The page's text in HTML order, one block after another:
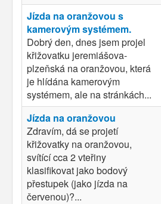
Jízda na oranžovou s
kamerovým systémem.
Dobrý den, dnes jsem projel
křižovatku jeremiášova-
plzeňská na oranžovou, která
je hlídána kamerovým
systémem, ale na stránkách...
Jízda na oranžovou
Zdravím, dá se projetí
křižovatky na oranžovou,
svítící cca 2 vteřiny
klasifikovat jako bodový
přestupek (jako jízda na
červenou)?...